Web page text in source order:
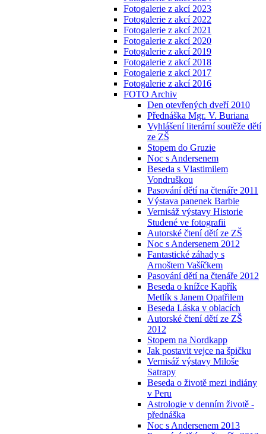
Fotogalerie z akcí 2023
Fotogalerie z akcí 2022
Fotogalerie z akcí 2021
Fotogalerie z akcí 2020
Fotogalerie z akcí 2019
Fotogalerie z akcí 2018
Fotogalerie z akcí 2017
Fotogalerie z akcí 2016
FOTO Archiv
Den otevřených dveří 2010
Přednáška Mgr. V. Buriana
Vyhlášení literární soutěže dětí
ze ZŠ
Stopem do Gruzie
Noc s Andersenem
Beseda s Vlastimilem
Vondruškou
Pasování dětí na čtenáře 2011
Výstava panenek Barbie
Vernisáž výstavy Historie
Studené ve fotografii
Autorské čtení dětí ze ZŠ
Noc s Andersenem 2012
Fantastické záhady s
Arnoštem Vašíčkem
Pasování dětí na čtenáře 2012
Beseda o knížce Kapřík
Metlík s Janem Opatřilem
Beseda Láska v oblacích
Autorské čtení dětí ze ZŠ
2012
Stopem na Nordkapp
Jak postavit vejce na špičku
Vernisáž výstavy Miloše
Satrapy
Beseda o životě mezi indiány
v Peru
Astrologie v denním životě -
přednáška
Noc s Andersenem 2013